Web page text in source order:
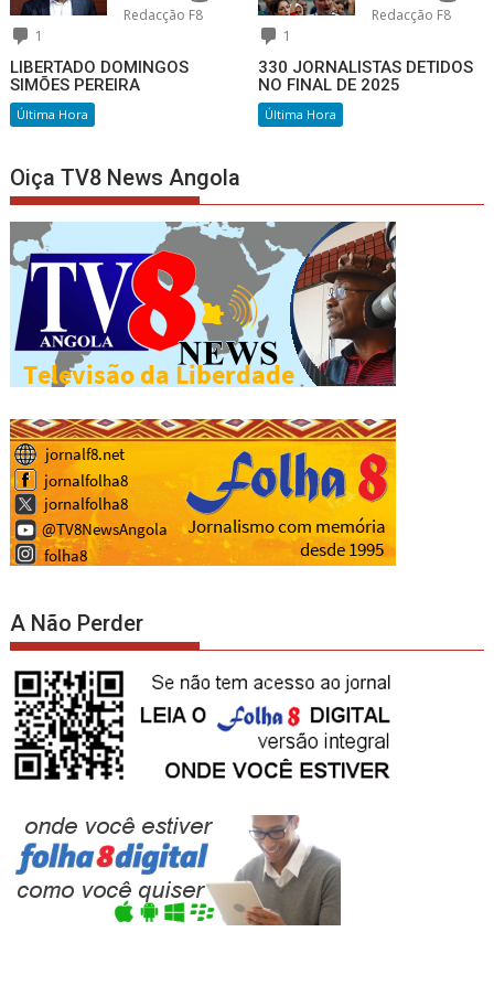
Redacção F8
1
LIBERTADO DOMINGOS
SIMÕES PEREIRA
Última Hora
Redacção F8
1
330 JORNALISTAS DETIDOS
NO FINAL DE 2025
Última Hora
Oiça TV8 News Angola
A Não Perder